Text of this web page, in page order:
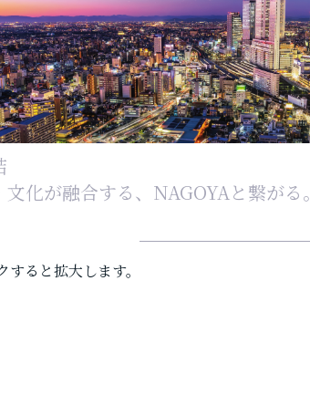
化が融合する、NAGOYAと繋がる。
ると拡大します。